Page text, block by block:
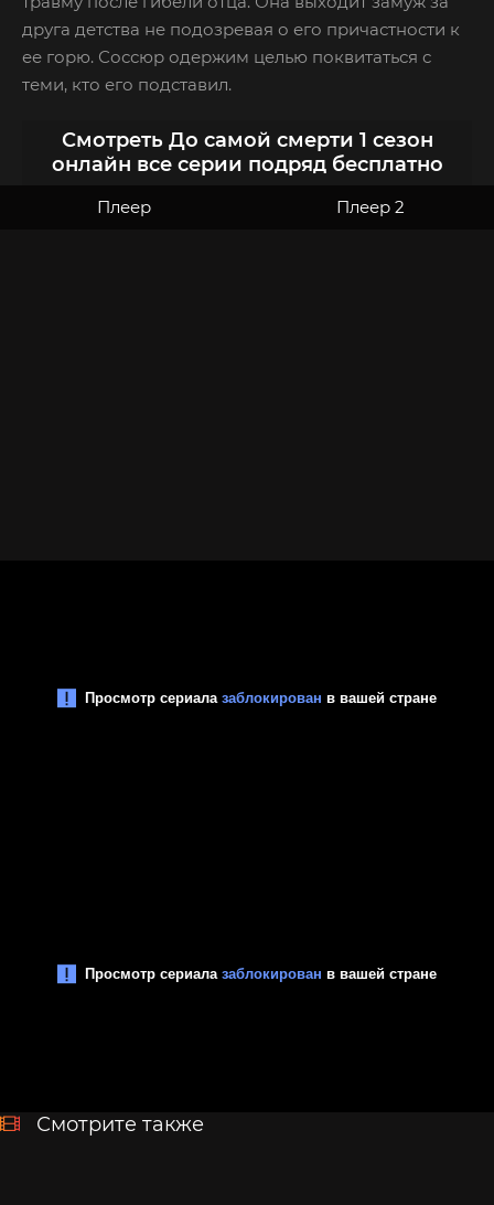
друга детства не подозревая о его причастности к
ее горю. Соссюр одержим целью поквитаться с
теми, кто его подставил.
Смотреть До самой смерти 1 сезон
онлайн все серии подряд бесплатно
Плеер Плеер 2
Смотрите также